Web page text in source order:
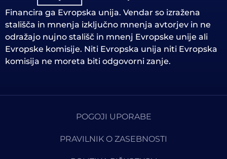
Financira ga Evropska unija. Vendar so izražena
stališča in mnenja izključno mnenja avtorjev in ne
odražajo nujno stališč in mnenj Evropske unije ali
Evropske komisije. Niti Evropska unija niti Evropska
komisija ne moreta biti odgovorni zanje.
POGOJI UPORABE
PRAVILNIK O ZASEBNOSTI